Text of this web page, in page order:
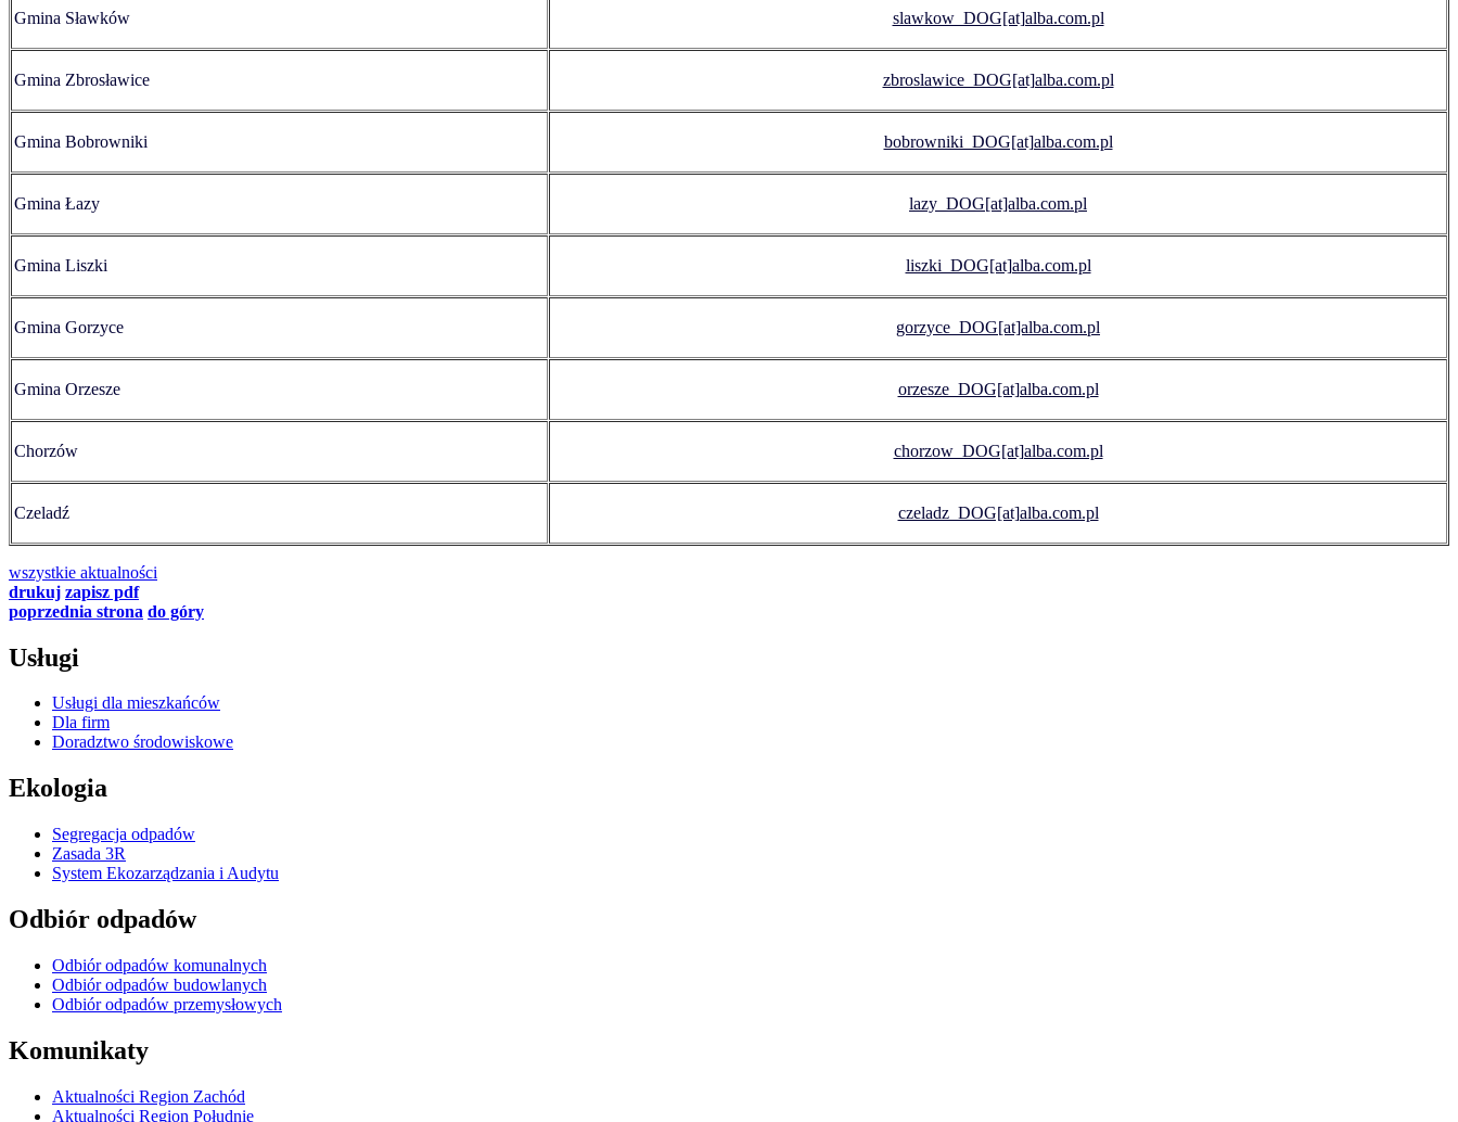
Gmina Sławków slawkow_DOG[at]alba.com.pl
Gmina Zbrosławice zbroslawice_DOG[at]alba.com.pl
Gmina Bobrowniki bobrowniki_DOG[at]alba.com.pl
Gmina Łazy lazy_DOG[at]alba.com.pl
Gmina Liszki liszki_DOG[at]alba.com.pl
Gmina Gorzyce gorzyce_DOG[at]alba.com.pl
Gmina Orzesze orzesze_DOG[at]alba.com.pl
Chorzów chorzow_DOG[at]alba.com.pl
Czeladź czeladz_DOG[at]alba.com.pl
wszystkie aktualności
drukuj zapisz pdf
poprzednia strona do góry
Usługi
Usługi dla mieszkańców
Dla firm
Doradztwo środowiskowe
Ekologia
Segregacja odpadów
Zasada 3R
System Ekozarządzania i Audytu
Odbiór odpadów
Odbiór odpadów komunalnych
Odbiór odpadów budowlanych
Odbiór odpadów przemysłowych
Komunikaty
Aktualności Region Zachód
Aktualności Region Południe